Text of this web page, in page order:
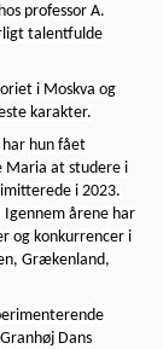
professor A.
talentfulde
i Moskva og
karakter.
hun fået
Maria at studere i
i 2023.
Igennem årene har
og konkurrencer i
Grækenland,
Dans